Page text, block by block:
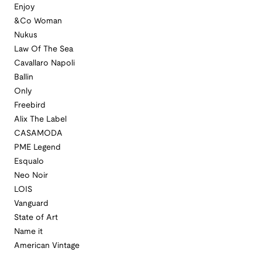
Enjoy
&Co Woman
Nukus
Law Of The Sea
Cavallaro Napoli
Ballin
Only
Freebird
Alix The Label
CASAMODA
PME Legend
Esqualo
Neo Noir
LOIS
Vanguard
State of Art
Name it
American Vintage